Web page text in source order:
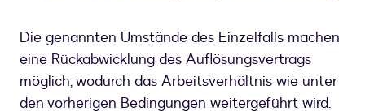
Die genannten Umstände des Einzelfalls machen
eine Rückabwicklung des Auflösungsvertrags
möglich, wodurch das Arbeitsverhältnis wie unter
den vorherigen Bedingungen weitergeführt wird.